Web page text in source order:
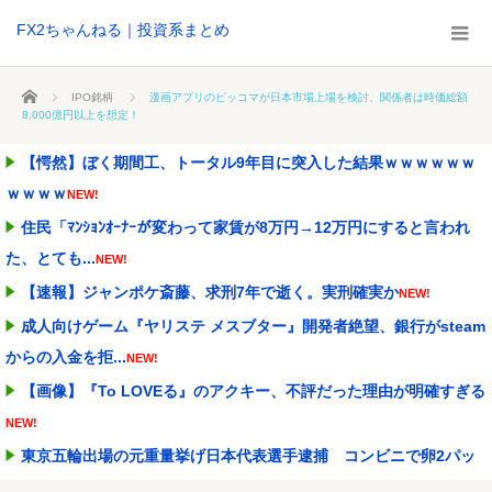
FX2ちゃんねる｜投資系まとめ
ホーム IPO銘柄
漫画アプリのピッコマが日本市場上場を検討、関係者は時価総額
8,000億円以上を想定！
【愕然】ぼく期間工、トータル9年目に突入した結果ｗｗｗｗｗｗ
ｗｗｗｗNEW!
住民「ﾏﾝｼｮﾝｵｰﾅｰが変わって家賃が8万円→12万円にすると言われ
た、とても...NEW!
【速報】ジャンポケ斎藤、求刑7年で逝く。実刑確実かNEW!
成人向けゲーム『ヤリステ メスブター』開発者絶望、銀行がsteam
からの入金を拒...NEW!
【画像】『To LOVEる』のアクキー、不評だった理由が明確すぎる
NEW!
東京五輪出場の元重量挙げ日本代表選手逮捕 コンビニで卵2パッ